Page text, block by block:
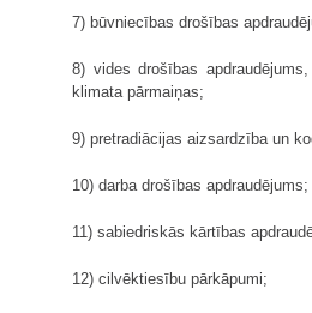
7) būvniecības drošības
8) vides drošības
klimata pārmaiņas;
9) pretradiācijas aizsardzība un
10) darba drošības apdraudējums;
11) sabiedriskās kārtības
12) cilvēktiesību pārkāpumi;